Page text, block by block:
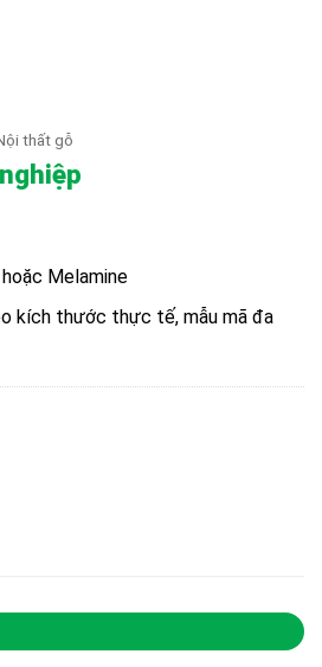
thất gỗ
Melamine
kích thước thực tế, mẫu mã đa